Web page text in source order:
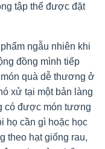
tập thể được đặt
ngẫu nhiên khi
đồng mình tiếp
quà dễ thương ở
xử tại một bản làng
có được món tương
họ cần gì hoặc học
theo hạt giống rau,